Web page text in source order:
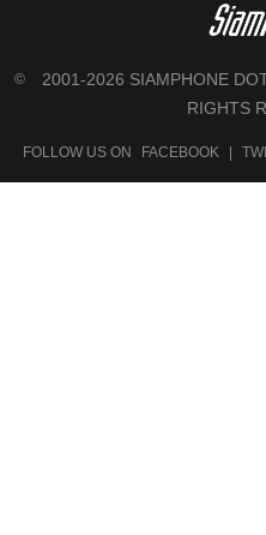
©
2001-2026 SIAMPHONE
RIGHTS
FOLLOW US ON FACEBOOK